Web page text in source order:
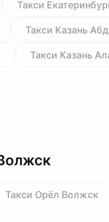
Такси
Такси Казань
Такси Казань
Такси Орёл Волжск